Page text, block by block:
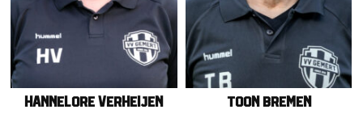
Hannelore Verheijen Toon Bremen